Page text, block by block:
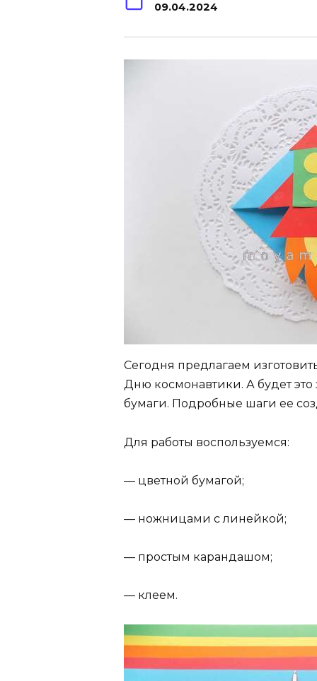
09.04.2024
Сегодня предлагаем
Дню космонавтики. А будет это
бумаги. Подробные шаги ее
Для работы воспользуемся:
— цветной бумагой;
— ножницами с линейкой;
— простым карандашом;
— клеем.